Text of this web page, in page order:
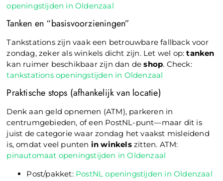
openingstijden in Oldenzaal
Tanken en “basisvoorzieningen”
Tankstations zijn vaak een betrouwbare fallback voor
zondag, zeker als winkels dicht zijn. Let wel op:tanken
kan ruimer beschikbaar zijn dan deshop. Check:
tankstations openingstijden in Oldenzaal
Praktische stops (afhankelijk van locatie)
Denk aan geld opnemen (ATM), parkeren in
centrumgebieden, of een PostNL-punt—maar dit is
juist de categorie waar zondag het vaakst misleidend
is, omdat veel punten in winkelszitten. ATM:
pinautomaat openingstijden in Oldenzaal
Post/pakket: PostNL openingstijden in Oldenzaal